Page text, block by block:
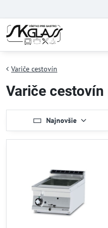
Variče cestovín
Variče cestovín
Najnovšie